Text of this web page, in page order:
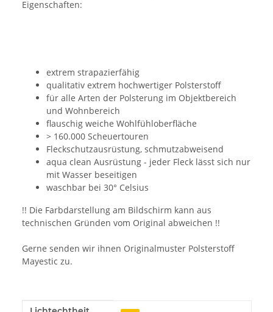
Eigenschaften:
extrem strapazierfähig
qualitativ extrem hochwertiger Polsterstoff
für alle Arten der Polsterung im Objektbereich
und Wohnbereich
flauschig weiche Wohlfühloberfläche
> 160.000 Scheuertouren
Fleckschutzausrüstung, schmutzabweisend
aqua clean Ausrüstung - jeder Fleck lässt sich nur
mit Wasser beseitigen
waschbar bei 30° Celsius
!! Die Farbdarstellung am Bildschirm kann aus
technischen Gründen vom Original abweichen !!
Gerne senden wir ihnen Originalmuster Polsterstoff
Mayestic zu.